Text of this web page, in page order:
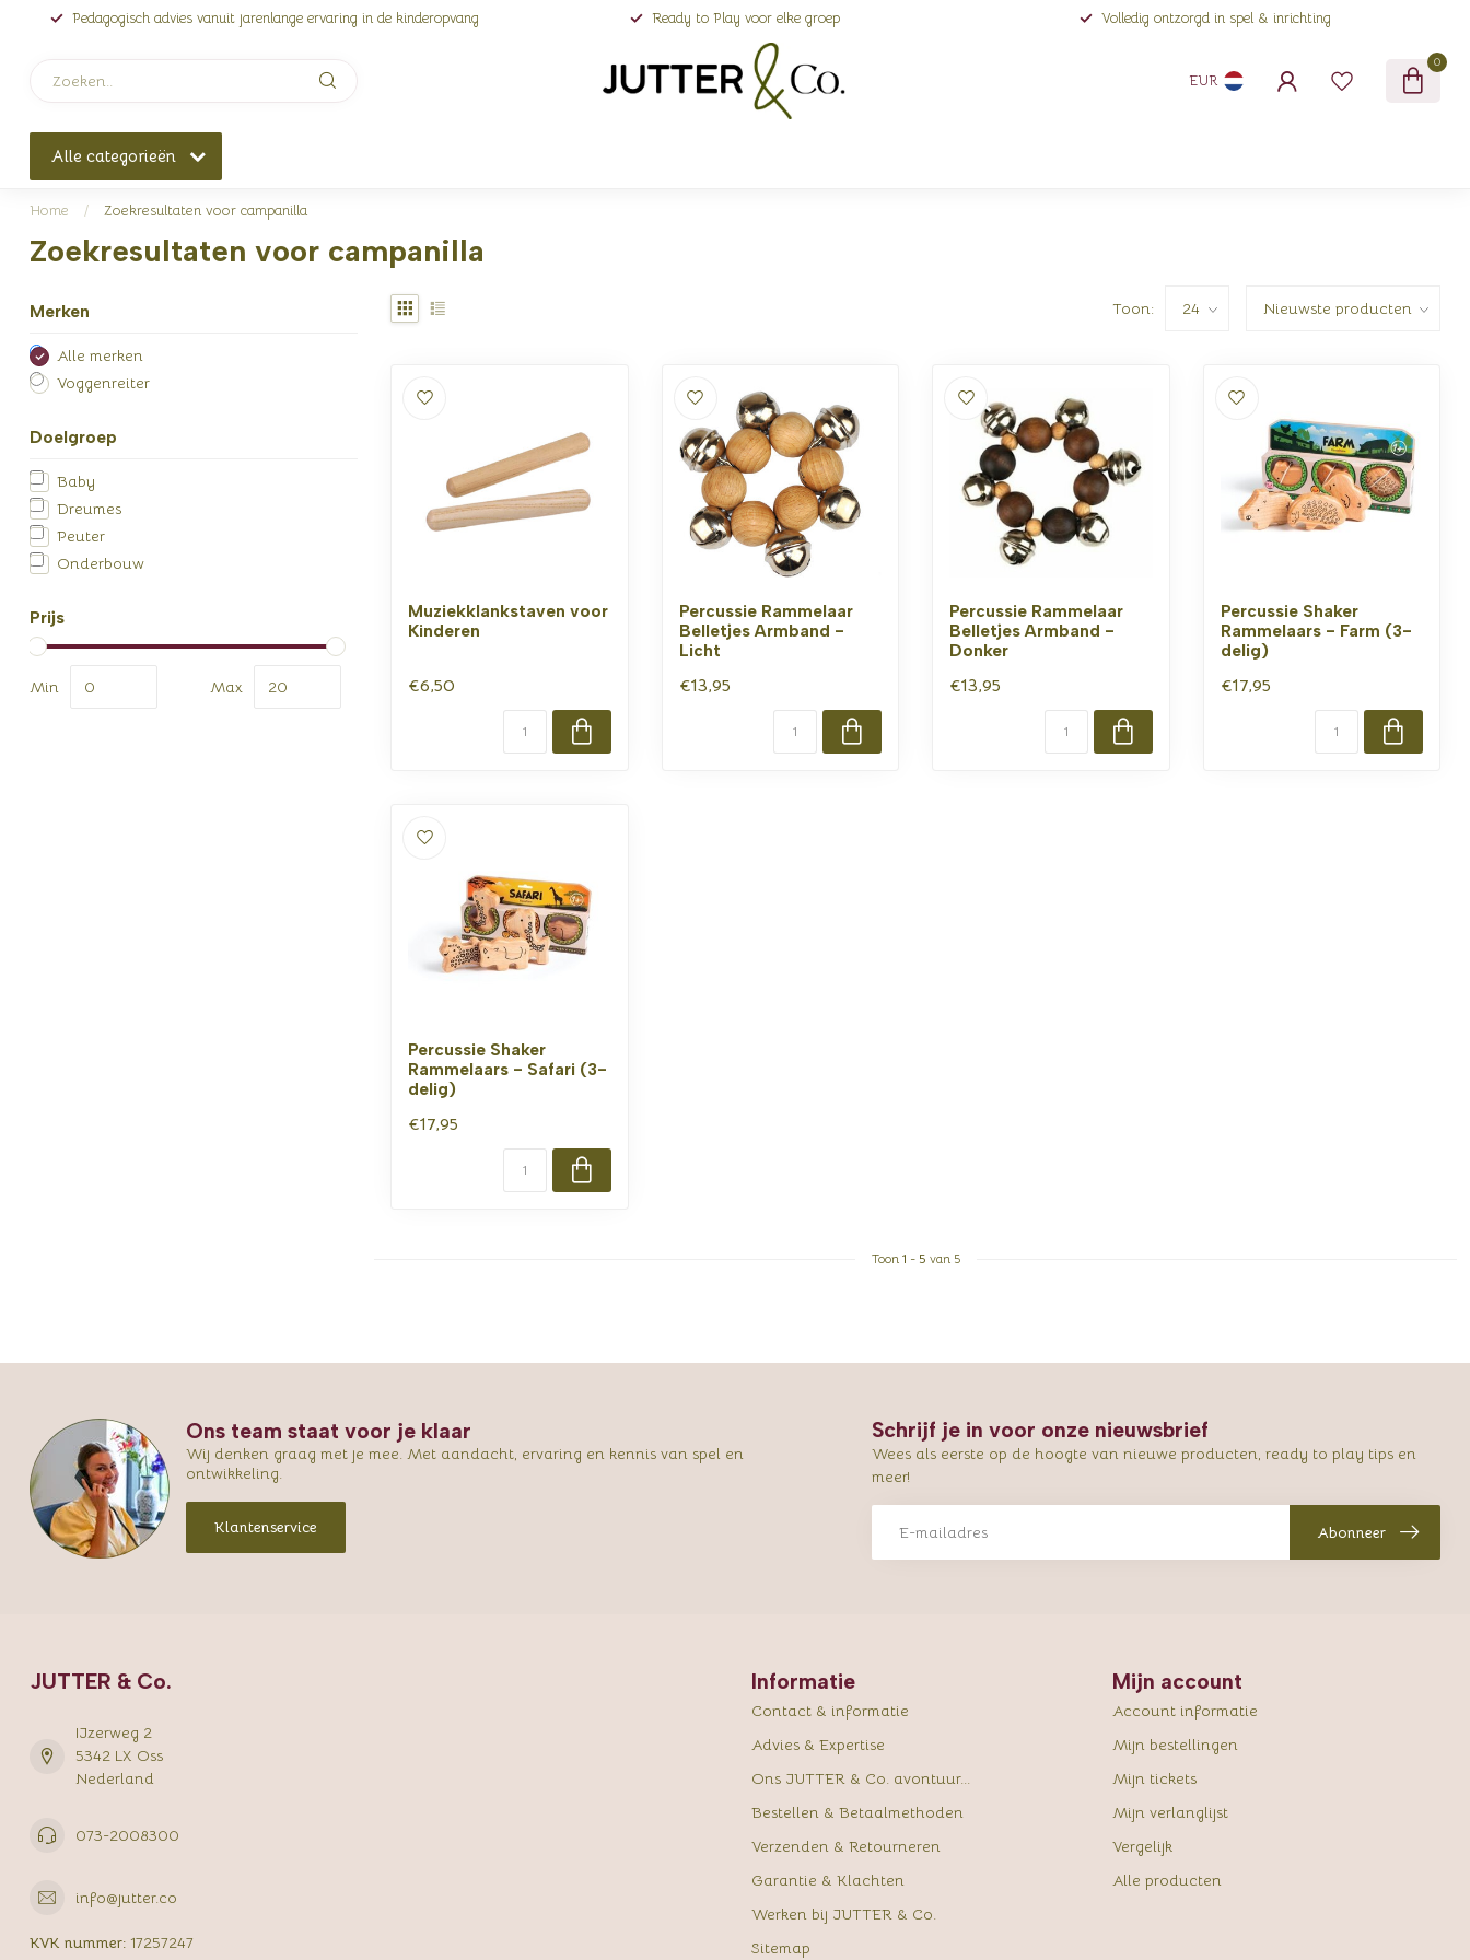
Pedagogisch advies vanuit jarenlange ervaring in de kinderopvang Ready to Play voor elke groep Volledig ontzorgd in spel & inrichting
EUR
0
Alle categorieën
Home / Zoekresultaten voor campanilla
Zoekresultaten voor campanilla
Merken
Alle merken
Voggenreiter
Doelgroep
Baby
Dreumes
Peuter
Onderbouw
Prijs
Min Max
Toon:
Muziekklankstaven voor
Kinderen
€6,50
Percussie Rammelaar
Belletjes Armband -
Licht
€13,95
Percussie Rammelaar
Belletjes Armband -
Donker
€13,95
Percussie Shaker
Rammelaars - Farm (3-
delig)
€17,95
Percussie Shaker
Rammelaars - Safari (3-
delig)
€17,95
Toon 1 - 5 van 5
Ons team staat voor je klaar
Wij denken graag met je mee. Met aandacht, ervaring en kennis van spel en
ontwikkeling.
Klantenservice
Schrijf je in voor onze nieuwsbrief
Wees als eerste op de hoogte van nieuwe producten, ready to play tips en
meer!
Abonneer
JUTTER & Co.
IJzerweg 2
5342 LX Oss
Nederland
073-2008300
info@jutter.co
KVK nummer: 17257247
Informatie
Contact & informatie
Advies & Expertise
Ons JUTTER & Co. avontuur...
Bestellen & Betaalmethoden
Verzenden & Retourneren
Garantie & Klachten
Werken bij JUTTER & Co.
Sitemap
Mijn account
Account informatie
Mijn bestellingen
Mijn tickets
Mijn verlanglijst
Vergelijk
Alle producten